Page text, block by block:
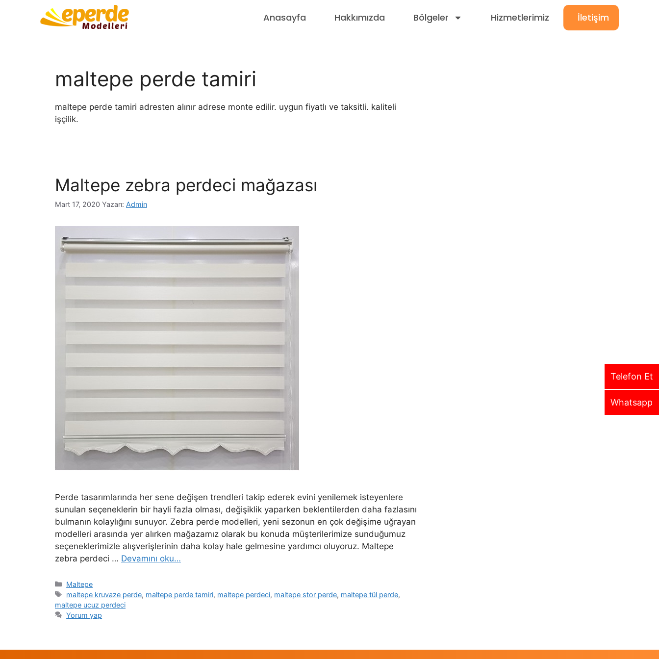
Telefon Et
Whatsapp
Anasayfa Hakkımızda Bölgeler Hizmetlerimiz İletişim
maltepe perde tamiri
maltepe perde tamiri adresten alınır adrese monte edilir. uygun fiyatlı ve taksitli. kaliteli
işçilik.
Maltepe zebra perdeci mağazası
Mart 17, 2020 Yazarı: Admin
Perde tasarımlarında her sene değişen trendleri takip ederek evini yenilemek isteyenlere
sunulan seçeneklerin bir hayli fazla olması, değişiklik yaparken beklentilerden daha fazlasını
bulmanın kolaylığını sunuyor. Zebra perde modelleri, yeni sezonun en çok değişime uğrayan
modelleri arasında yer alırken mağazamız olarak bu konuda müşterilerimize sunduğumuz
seçeneklerimizle alışverişlerinin daha kolay hale gelmesine yardımcı oluyoruz. Maltepe
zebra perdeci … Devamını oku…
Maltepe
maltepe kruvaze perde, maltepe perde tamiri, maltepe perdeci, maltepe stor perde, maltepe tül perde,
maltepe ucuz perdeci
Yorum yap